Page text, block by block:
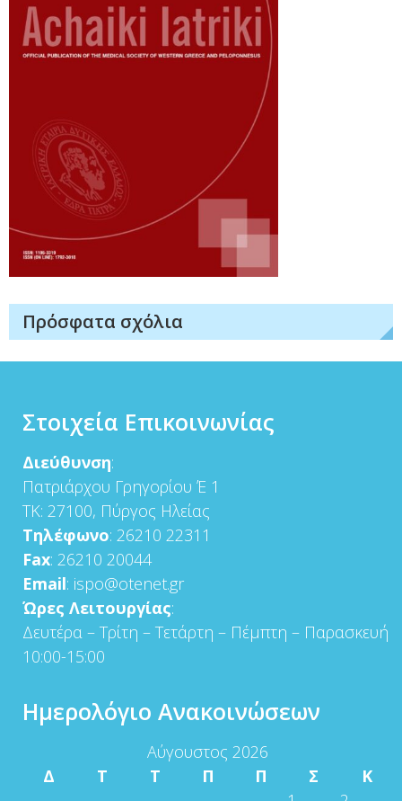
Πρόσφατα σχόλια
Στοιχεία Επικοινωνίας
Διεύθυνση:
Πατριάρχου Γρηγορίου Έ 1
ΤΚ: 27100, Πύργος Ηλείας
Τηλέφωνο: 26210 22311
Fax: 26210 20044
Email: ispo@otenet.gr
Ώρες Λειτουργίας:
Δευτέρα – Τρίτη – Τετάρτη – Πέμπτη – Παρασκευή
10:00-15:00
Ημερολόγιο Ανακοινώσεων
Αύγουστος 2026
Δ
Τ Τ Π Π Σ
Κ